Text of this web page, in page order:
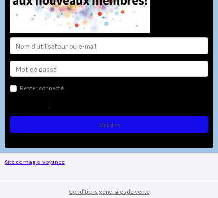
Rester connecté
|
Valider
Site de magie-voyance
Conditions générales de vente